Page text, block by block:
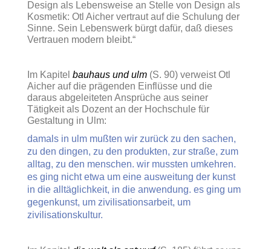
Design als Lebensweise an Stelle von Design als
Kosmetik: Otl Aicher vertraut auf die Schulung der
Sinne. Sein Lebenswerk bürgt dafür, daß dieses
Vertrauen modern bleibt.“
Im Kapitel bauhaus und ulm (S. 90) verweist Otl
Aicher auf die prägenden Einflüsse und die
daraus abgeleiteten Ansprüche aus seiner
Tätigkeit als Dozent an der Hochschule für
Gestaltung in Ulm:
damals in ulm mußten wir zurück zu den sachen,
zu den dingen, zu den produkten, zur straße, zum
alltag, zu den menschen. wir mussten umkehren.
es ging nicht etwa um eine ausweitung der kunst
in die alltäglichkeit, in die anwendung. es ging um
gegenkunst, um zivilisationsarbeit, um
zivilisationskultur.